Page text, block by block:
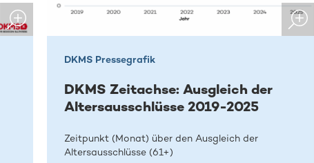
DKMS Pressegrafik
DKMS Zeitachse: Ausgleich der
Altersausschlüsse 2019-2025
Zeitpunkt (Monat) über den Ausgleich der
Altersausschlüsse (61+)